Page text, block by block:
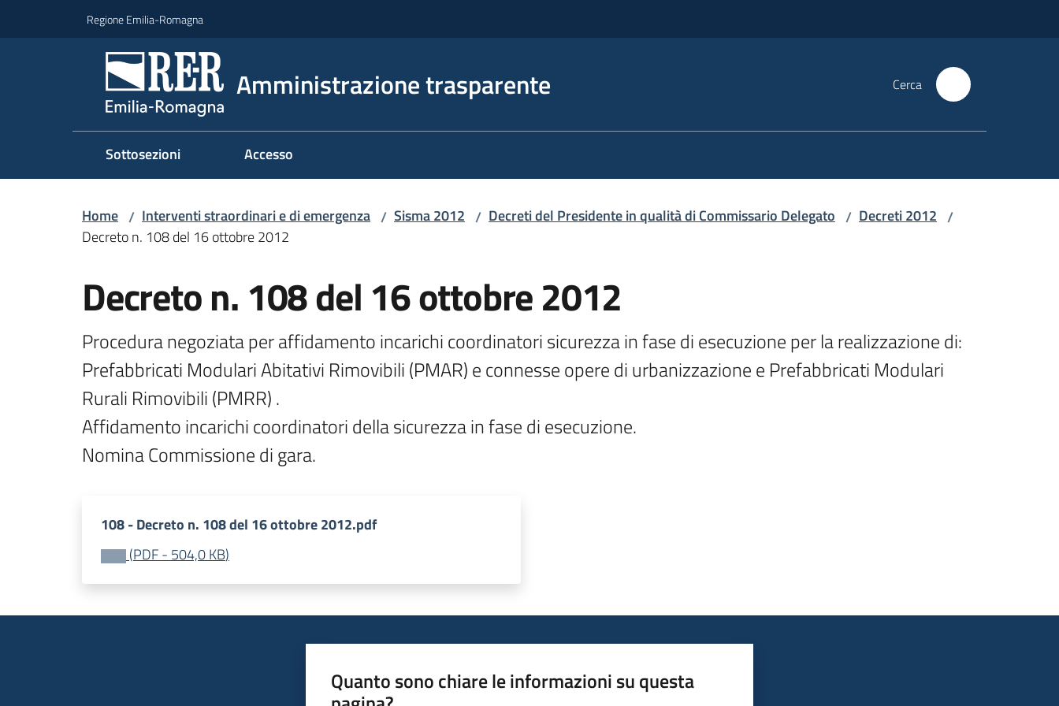
Regione Emilia-Romagna
Amministrazione trasparente Cerca
Sottosezioni Accesso
Home / Interventi straordinari e di emergenza / Sisma 2012 / Decreti del Presidente in qualità di Commissario Delegato / Decreti 2012 /
Decreto n. 108 del 16 ottobre 2012
Decreto n. 108 del 16 ottobre 2012
Procedura negoziata per affidamento incarichi coordinatori sicurezza in fase di esecuzione per la realizzazione di:
Prefabbricati Modulari Abitativi Rimovibili (PMAR) e connesse opere di urbanizzazione e Prefabbricati Modulari
Rurali Rimovibili (PMRR) .
Affidamento incarichi coordinatori della sicurezza in fase di esecuzione.
108 - Decreto n. 108 del 16 ottobre 2012.pdf
(PDF- 504,0 KB)
Quanto sono chiare le informazioni su questa